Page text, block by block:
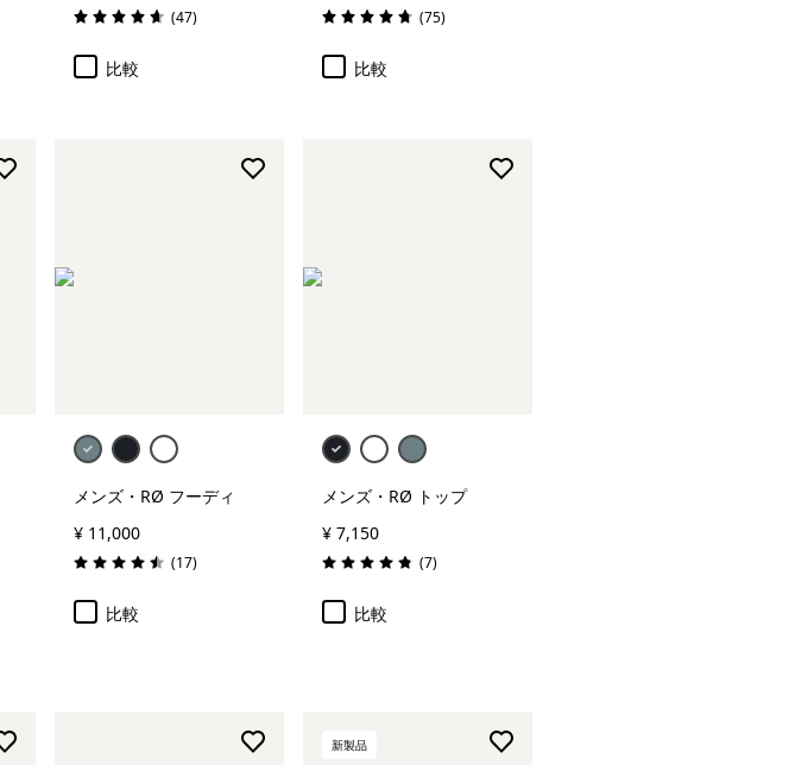
評価: 4.7 / 5 (47レビュー
)
比較
評価: 4.8 / 5 (75レビュー
)
比較
メンズ・RØ フーディ
¥ 11,000
評価: 4.5 / 5 (17レビュー
)
比較
メンズ・RØ トップ
¥ 7,150
評価: 4.9 / 5 (7レビュー
)
比較
新製品